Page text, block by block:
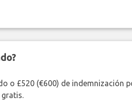
o £520 (€600) de indemnización
gratis.